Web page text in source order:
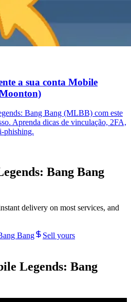
a sua conta Mobile
Bang Bang (MLBB) com este
Aprenda dicas de vinculação, 2FA,
phishing.
Bang Bang
delivery on most services, and
Bang
Sell yours
Legends: Bang